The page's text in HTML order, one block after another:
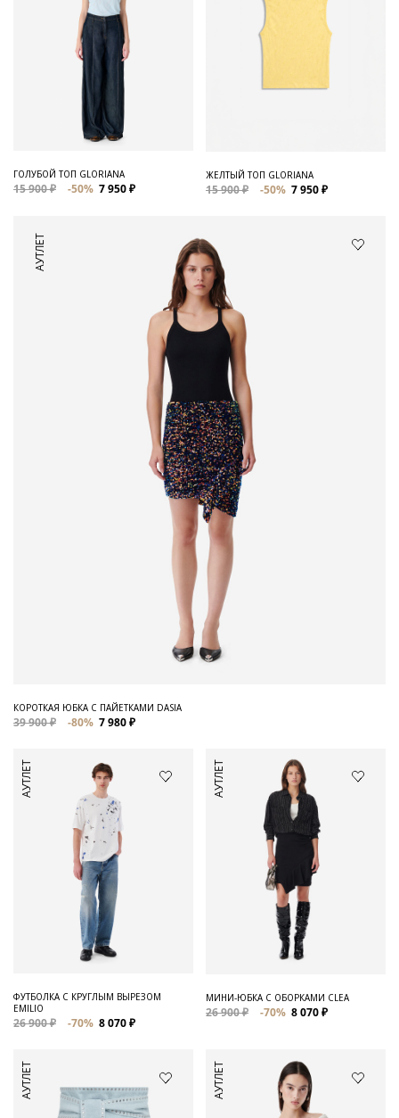
ГОЛУБОЙ ТОП GLORIANA
15 900 ₽ -50% 7 950 ₽
ЖЕЛТЫЙ ТОП GLORIANA
15 900 ₽ -50% 7 950 ₽
АУТЛЕТ
КОРОТКАЯ ЮБКА С ПАЙЕТКАМИ DASIA
39 900 ₽ -80% 7 980 ₽
АУТЛЕТ
ФУТБОЛКА С КРУГЛЫМ ВЫРЕЗОМ
EMILIO
26 900 ₽ -70% 8 070 ₽
АУТЛЕТ
МИНИ-ЮБКА С ОБОРКАМИ CLEA
26 900 ₽ -70% 8 070 ₽
АУТЛЕТ АУТЛЕТ